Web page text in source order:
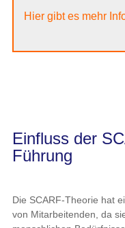
Hier gibt es mehr
Einfluss der
Führung
Die SCARF-Theorie hat
von Mitarbeitenden, da